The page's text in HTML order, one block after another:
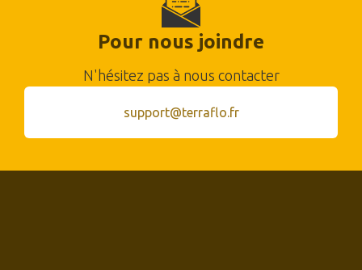
Pour nous joindre
N'hésitez pas à nous contacter
support@terraflo.fr